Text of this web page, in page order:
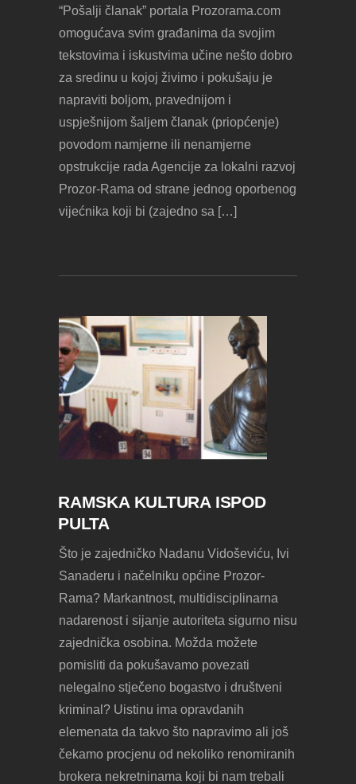
“Pošalji članak” portala Prozorama.com
omogućava svim građanima da svojim
tekstovima i iskustvima učine nešto dobro
za sredinu u kojoj živimo i pokušaju je
napraviti boljom, pravednijom i
uspješnijom šaljem članak (priopćenje)
povodom namjerne ili nenamjerne
opstrukcije rada Agencije za lokalni razvoj
Prozor-Rama od strane jednog oporbenog
vijećnika koji bi (zajedno sa […]
RAMSKA KULTURA ISPOD
PULTA
Što je zajedničko Nadanu Vidoševiću, Ivi
Sanaderu i načelniku općine Prozor-
Rama? Markantnost, multidisciplinarna
nadarenost i sijanje autoriteta sigurno nisu
zajednička osobina. Možda možete
pomisliti da pokušavamo povezati
nelegalno stječeno bogastvo i društveni
kriminal? Uistinu ima opravdanih
elemenata da takvo što napravimo ali još
čekamo procjenu od nekoliko renomiranih
brokera nekretninama koji bi nam trebali